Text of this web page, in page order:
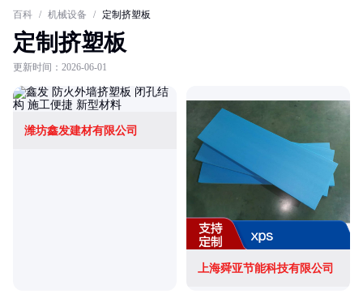
百科 / 机械设备 / 定制挤塑板
定制挤塑板
更新时间：2026-06-01
潍坊鑫发建材有限公司
上海舜亚节能科技有限公司